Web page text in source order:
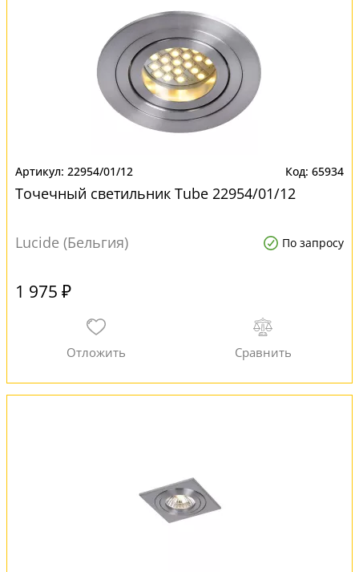
22954/01/12 65934
Точечный светильник Tube 22954/01/12
Lucide (Бельгия) По запросу
1 975 ₽